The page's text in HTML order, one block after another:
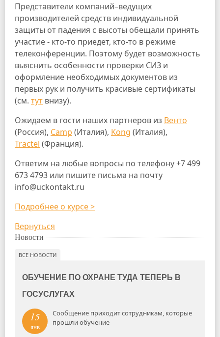
Представители компаний–ведущих
производителей средств индивидуальной
защиты от падения с высоты обещали принять
участие - кто-то приедет, кто-то в режиме
телеконференции. Поэтому будет возможность
выяснить особенности проверки СИЗ и
оформление необходимых документов из
первых рук и получить красивые сертификаты
(см. тут внизу).
Ожидаем в гости наших партнеров из Венто
(Россия), Camp (Италия), Kong (Италия),
Tractel (Франция).
Ответим на любые вопросы по телефону +7 499
673 4793 или пишите письма на почту
info@uckontakt.ru
Подробнее о курсе >
Вернуться
Новости
ВСЕ НОВОСТИ
ОБУЧЕНИЕ ПО ОХРАНЕ ТУДА ТЕПЕРЬ В
ГОСУСЛУГАХ
15
янв
Сообщение приходит сотрудникам, которые
прошли обучение